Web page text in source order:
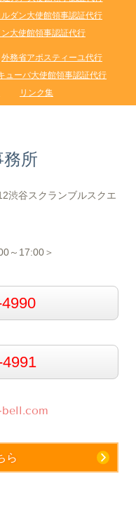
ルダン大使館領事認証代行
ン大使館領事認証代行
外務省アポスティーユ代行
ューバ大使館領事認証代行
リンク集
所
渋谷スクランブルスクエ
～17:00＞
ら